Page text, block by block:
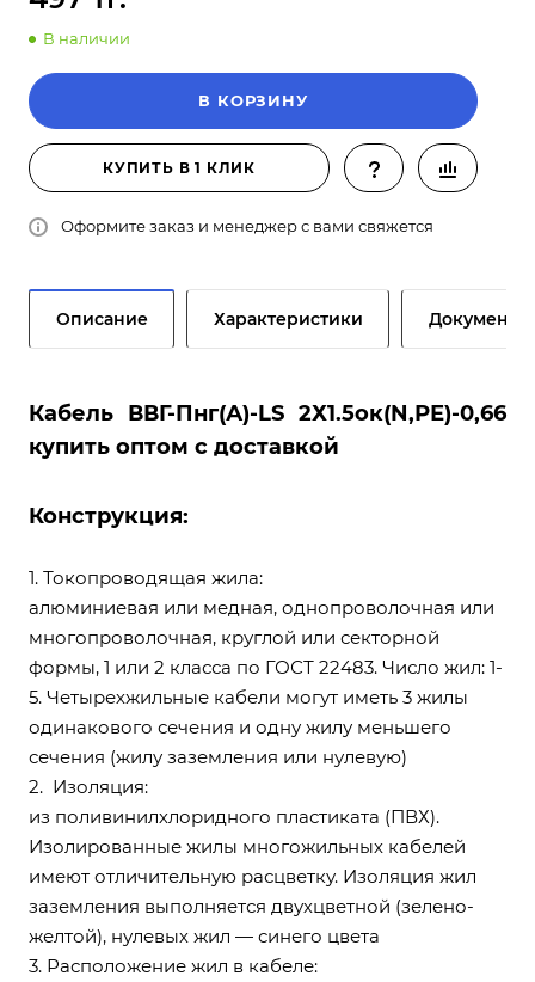
В наличии
В КОРЗИНУ
КУПИТЬ В 1 КЛИК
Оформите заказ и менеджер с вами свяжется
Описание Характеристики Документы
Кабель ВВГ-Пнг(А)-LS 2Х1.5ок(N,РЕ)-0,66
купить оптом с доставкой
Конструкция:
1. Токопроводящая жила:
алюминиевая или медная, однопроволочная или
многопроволочная, круглой или секторной
формы, 1 или 2 класса по ГОСТ 22483. Число жил: 1-
5. Четырехжильные кабели могут иметь 3 жилы
одинакового сечения и одну жилу меньшего
сечения (жилу заземления или нулевую)
2. Изоляция:
из поливинилхлоридного пластиката (ПВХ).
Изолированные жилы многожильных кабелей
имеют отличительную расцветку. Изоляция жил
заземления выполняется двухцветной (зелено-
желтой), нулевых жил — синего цвета
3. Расположение жил в кабеле: